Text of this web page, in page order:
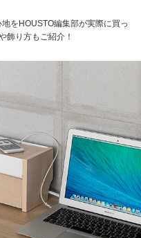
をHOUSTO編集部が実際に買っ
飾り方もご紹介！